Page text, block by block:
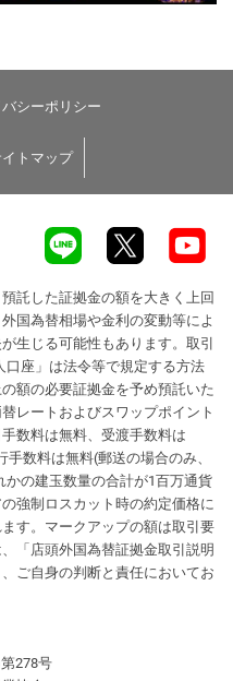
シーポリシー
トマップ
託した証拠金の額を大きく上回
国為替相場や金利の変動等によ
生じる可能性もあります。取引
口座」は法令等で規定する方法
額の必要証拠金を予め預託いた
レートおよびスワップポイント
数料は無料、受渡手数料は
数料は無料(郵送の場合のみ、
かの建玉数量の合計が1百万通貨
強制ロスカット時の約定価格に
す。マークアップの額は取引要
「店頭外国為替証拠金取引説明
ご自身の判断と責任においてお
278号